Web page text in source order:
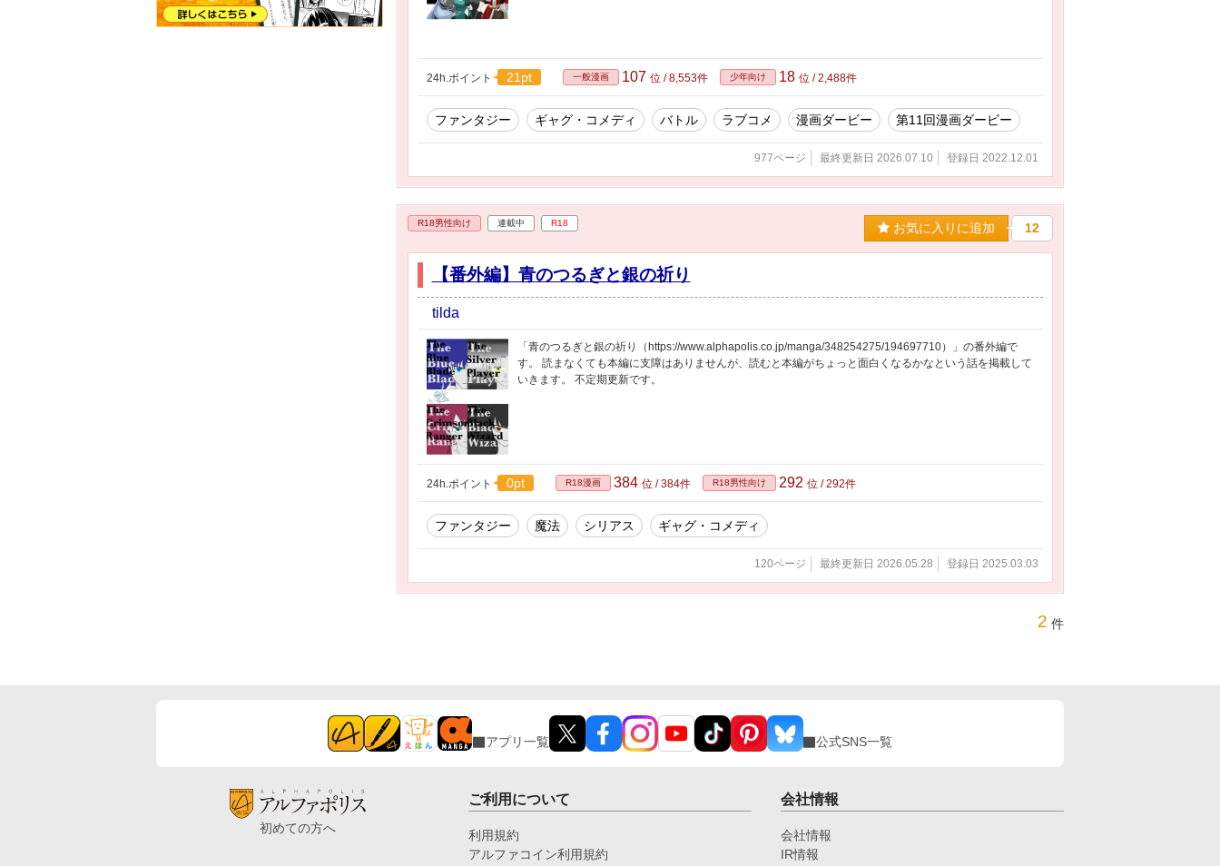
24h.ポイント 21pt 一般漫画 107 位 / 8,553件 少年向け 18 位 / 2,488件
ファンタジー ギャグ・コメディ バトル ラブコメ 漫画ダービー 第11回漫画ダービー
977ページ 最終更新日 2026.07.10 登録日 2022.12.01
R18男性向け 連載中 R18 お気に入りに追加 12
【番外編】青のつるぎと銀の祈り
tilda
「青のつるぎと銀の祈り（https://www.alphapolis.co.jp/manga/348254275/194697710）」の番外編で
す。 読まなくても本編に支障はありませんが、読むと本編がちょっと面白くなるかなという話を掲載して
いきます。 不定期更新です。
24h.ポイント 0pt R18漫画 384 位 / 384件 R18男性向け 292 位 / 292件
ファンタジー 魔法 シリアス ギャグ・コメディ
120ページ 最終更新日 2026.05.28 登録日 2025.03.03
2 件
アプリ一覧 公式SNS一覧
初めての方へ
ご利用について
利用規約
アルファコイン利用規約
会社情報
会社情報
IR情報